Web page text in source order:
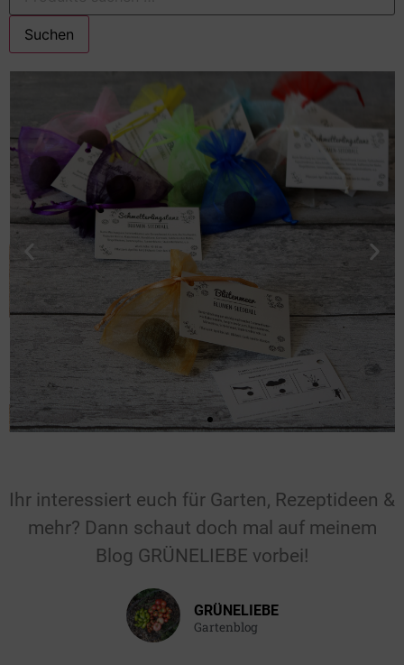
Suchen
Feiern
Gastgeschenk für die Hochzeit, den
Geburtstag, die Taufe oder einen
Hier klicken
Ihr interessiert euch für Garten, Rezeptideen &
mehr? Dann schaut doch mal auf meinem
Blog GRÜNELIEBE vorbei!
GRÜNELIEBE
Gartenblog